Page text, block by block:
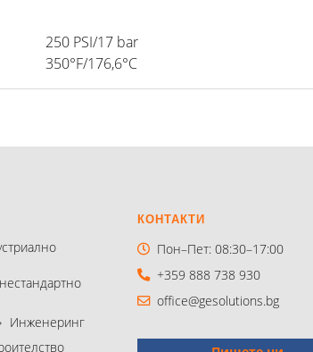
250 PSI/17 bar
350°F/176,6°C
Инженеринг
КОНТАКТИ
Пон–Пет: 08:30–17:00
+359 888 738 930
office@gesolutions.bg